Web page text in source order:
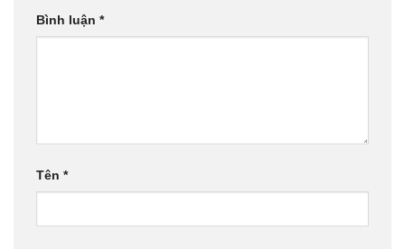
Bình luận *
Tên *